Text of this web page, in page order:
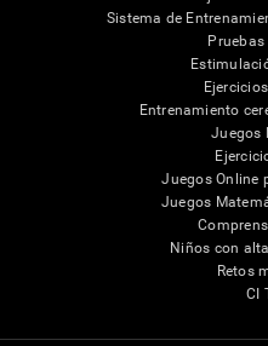
Sistema de
Entrenamiento
Juegos
Juegos Online
Juegos
Niños con
Retos
CI